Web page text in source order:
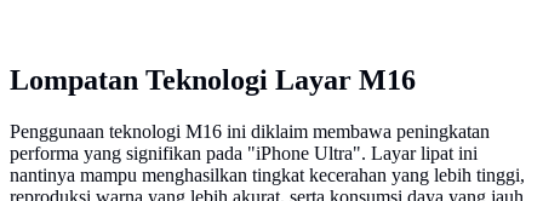
Lompatan Teknologi Layar M16
Penggunaan teknologi M16 ini diklaim membawa peningkatan
performa yang signifikan pada "iPhone Ultra". Layar lipat ini
nantinya mampu menghasilkan tingkat kecerahan yang lebih tinggi,